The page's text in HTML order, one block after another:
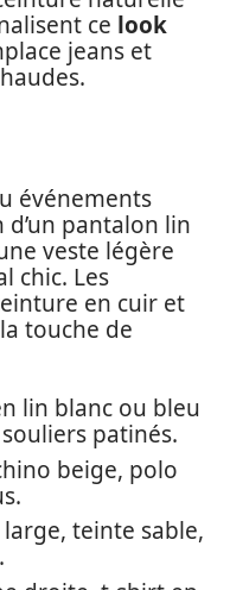
ce look
jeans et
événements
d’un pantalon lin
veste légère
chic. Les
en cuir et
touche de
lin blanc ou bleu
patinés.
beige, polo
teinte sable,